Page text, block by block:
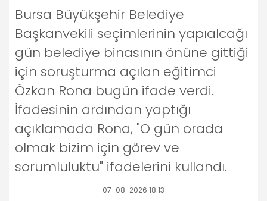
Bursa Büyükşehir Belediye
Başkanvekili seçimlerinin yapıalcağı
gün belediye binasının önüne gittiği
için soruşturma açılan eğitimci
Özkan Rona bugün ifade verdi.
İfadesinin ardından yaptığı
açıklamada Rona, "O gün orada
olmak bizim için görev ve
sorumluluktu" ifadelerini kullandı.
07-08-2026 18:13